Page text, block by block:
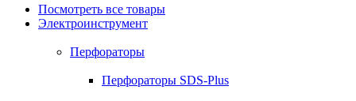
Посмотреть все товары
Электроинструмент
Перфораторы
Перфораторы SDS-Plus